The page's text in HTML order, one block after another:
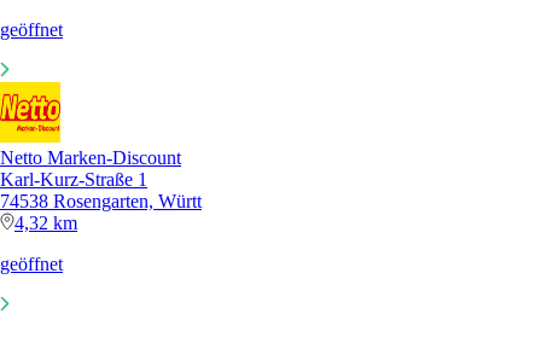
geöffnet
Netto Marken-Discount
Karl-Kurz-Straße 1
74538 Rosengarten, Württ
4,32 km
geöffnet